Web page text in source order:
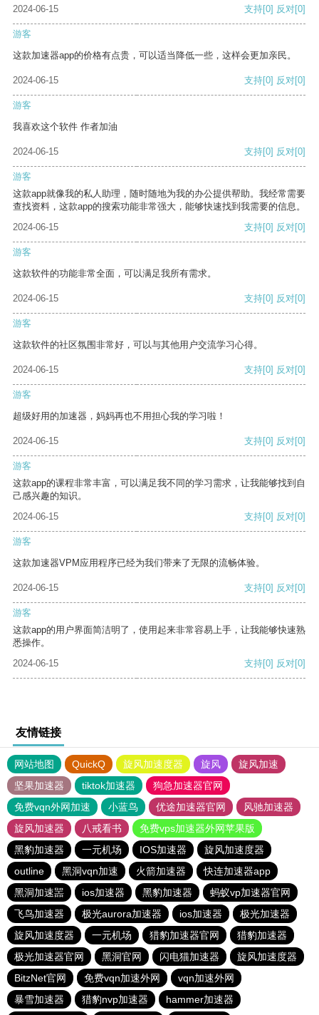
2024-06-15 支持[0] 反对[0]
游客
这款加速器app的价格有点贵，可以适当降低一些，这样会更加亲民。
2024-06-15 支持[0] 反对[0]
游客
我喜欢这个软件 作者加油
2024-06-15 支持[0] 反对[0]
游客
这款app就像我的私人助理，随时随地为我的办公提供帮助。我经常需要
查找资料，这款app的搜索功能非常强大，能够快速找到我需要的信息。
2024-06-15
支持[0] 反对[0]
游客
这款软件的功能非常全面，可以满足我所有需求。
2024-06-15 支持[0] 反对[0]
游客
这款软件的社区氛围非常好，可以与其他用户交流学习心得。
2024-06-15 支持[0] 反对[0]
游客
超级好用的加速器，妈妈再也不用担心我的学习啦！
2024-06-15 支持[0] 反对[0]
游客
这款app的课程非常丰富，可以满足我不同的学习需求，让我能够找到自
己感兴趣的知识。
2024-06-15
支持[0] 反对[0]
游客
这款加速器VPM应用程序已经为我们带来了无限的流畅体验。
2024-06-15 支持[0] 反对[0]
游客
这款app的用户界面简洁明了，使用起来非常容易上手，让我能够快速熟
悉操作。
2024-06-15
支持[0] 反对[0]
友情链接
网站地图 QuickQ 旋风加速度器 旋风
旋风加速
坚果加速器
tiktok加速器
狗急加速器官网
免费vqn外网加速
小蓝鸟 优途加速器官网
风驰加速器
旋风加速器
八戒看书
免费vps加速器外网苹果版
黑豹加速器
一元机场 IOS加速器
旋风加速度器
outline
黑洞vqn加速 火箭加速器
快连加速器app
黑洞加速噐
ios加速器 黑豹加速器
蚂蚁vp加速器官网
飞鸟加速器
极光aurora加速器 ios加速器
极光加速器
旋风加速度器
一元机场 猎豹加速器官网
猎豹加速器
极光加速器官网
黑洞官网 闪电猫加速器
旋风加速度器
BitzNet官网
免费vqn加速外网
vqn加速外网
暴雪加速器
猎豹nvp加速器 hammer加速器